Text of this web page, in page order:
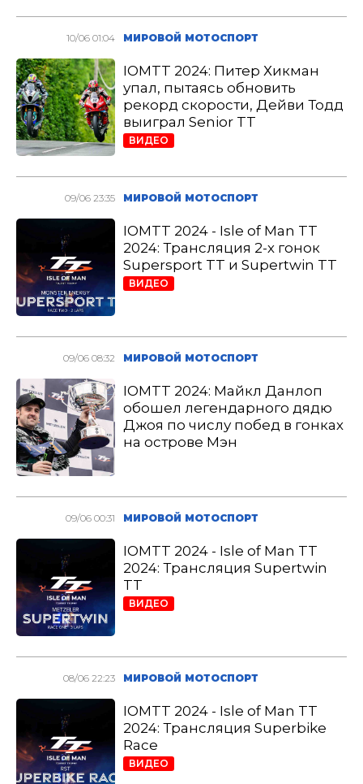
10/06 01:04 МИРОВОЙ МОТОСПОРТ
IOMTT 2024: Питер Хикман
упал, пытаясь обновить
рекорд скорости, Дейви Тодд
выиграл Senior TT
ВИДЕО
09/06 23:35 МИРОВОЙ МОТОСПОРТ
IOMTT 2024 - Isle of Man TT
2024: Трансляция 2-х гонок
Supersport TT и Supertwin TT
ВИДЕО
09/06 08:32 МИРОВОЙ МОТОСПОРТ
IOMTT 2024: Майкл Данлоп
обошел легендарного дядю
Джоя по числу побед в гонках
на острове Мэн
09/06 00:31 МИРОВОЙ МОТОСПОРТ
IOMTT 2024 - Isle of Man TT
2024: Трансляция Supertwin
TT
ВИДЕО
08/06 22:23 МИРОВОЙ МОТОСПОРТ
IOMTT 2024 - Isle of Man TT
2024: Трансляция Superbike
Race
ВИДЕО